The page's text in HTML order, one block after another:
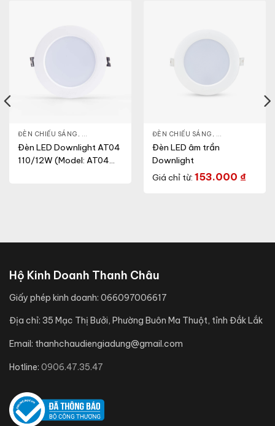
ĐÈN CHIẾU SÁNG , ĐÈN LED DOWNLIGHT, THIẾT BỊ CHIẾU SÁNG
Đèn LED Downlight AT04
110/12W (Model: AT04
ĐÈN CHIẾU SÁNG , ĐÈN LED
Đèn LED âm trần
Downlight
Giá chỉ từ: 153.000 ₫
, THIẾT BỊ CHIẾU SÁNG
Hộ Kinh Doanh Thanh Châu
Giấy phép kinh doanh: 066097006617
Địa chỉ: 35 Mạc Thị Bưởi, Phường Buôn Ma Thuột, tỉnh Đắk Lắk
Email: thanhchaudiengiadung@gmail.com
Hotline: 0906.47.35.47